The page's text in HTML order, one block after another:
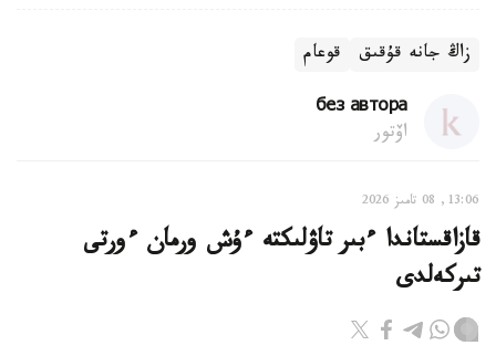
زاڭ جانە قۇقىق قوعام
без автора
اۆتور
13:06, 08 تامىز 2026
قازاقستاندا ءبىر تاۋلىكتە ءۇش ورمان ءورتى
تىركەلدى